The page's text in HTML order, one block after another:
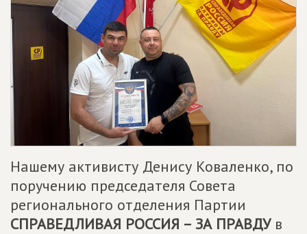
Нашему активисту Денису Коваленко, по
поручению председателя Совета
регионального отделения Партии
СПРАВЕДЛИВАЯ РОССИЯ – ЗА ПРАВДУв